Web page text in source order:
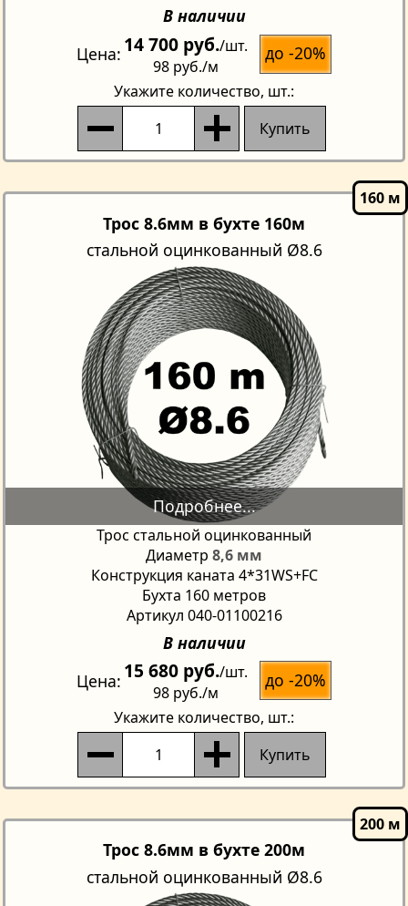
В наличии
Цена 14 700 руб./шт.
98 руб./м
до -20%
Укажите количество, шт.:
Купить
Трос 8.6мм в бухте 160м
стальной оцинкованный Ø8.6
Трос стальной оцинкованный
Диаметр 8,6 мм
Конструкция каната 4*31WS+FC
Бухта 160 метров
Артикул 040-01100216
В наличии
Цена 15 680 руб./шт.
98 руб./м
до -20%
Укажите количество, шт.:
Купить
Трос 8.6мм в бухте 200м
стальной оцинкованный Ø8.6